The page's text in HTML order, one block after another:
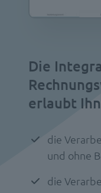
Die
erlaubt
die
und ohne
die